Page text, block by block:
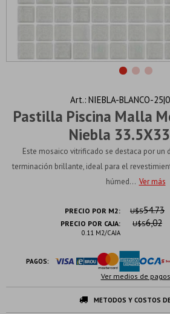
Pastilla Piscina Malla
Niebla
NIEBLA-BLANCO-
Este mosaico vitrificado se destaca por un
terminación brillante, ideal para el
húmed... Ver más
PRECIO POR M2: U$S54.73
PRECIO POR CAJA:
0.11 M2/CAJA
U$S6,02
PAGOS:
Ver medios de pagos
METODOS Y COSTOS